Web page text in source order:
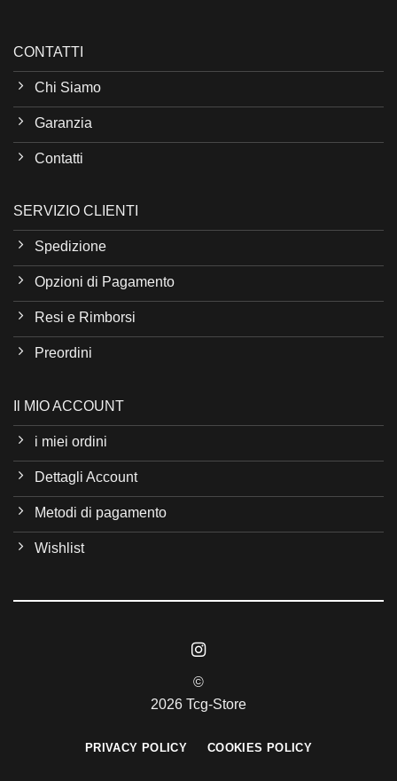
CONTATTI
Chi Siamo
Garanzia
Contatti
SERVIZIO CLIENTI
Spedizione
Opzioni di Pagamento
Resi e Rimborsi
Preordini
Il MIO ACCOUNT
i miei ordini
Dettagli Account
Metodi di pagamento
Wishlist
©
2026 Tcg-Store
PRIVACY POLICY COOKIES POLICY